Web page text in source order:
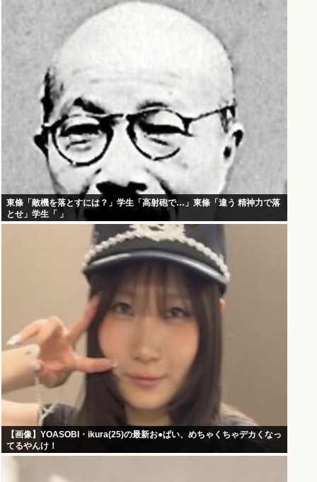
東條「敵機を落とすには？」学生「高射砲で…」東條「違う 精神力で落
とせ」学生「 」
【画像】YOASOBI・ikura(25)の最新お●ぱい、めちゃくちゃデカくなっ
てるやんけ！